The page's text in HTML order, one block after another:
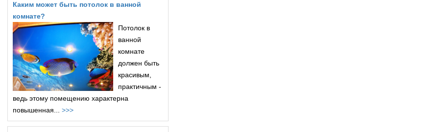
Каким может быть потолок в ванной
комнате?
Потолок в
ванной
комнате
должен быть
красивым,
практичным -
ведь этому помещению характерна
повышенная... >>>